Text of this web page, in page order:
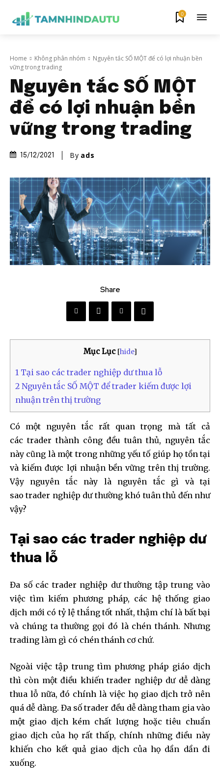
0
Home Không phân nhóm
Nguyên tắc SỐ MỘT để có lợi nhuận bền
vững trong trading
Nguyên tắc SỐ MỘT
để có lợi nhuận bền
vững trong trading
15/12/2021 By ads
Share
Mục Lục [hide]
1 Tại sao các trader nghiệp dư thua lỗ
2 Nguyên tắc SỐ MỘT để trader kiếm được lợi
nhuận trên thị trường
Có một nguyên tắc rất quan trọng mà tất cả
các trader thành công đều tuân thủ, nguyên tắc
này cũng là một trong những yếu tố giúp họ tồn tại
và kiếm được lợi nhuận bền vững trên thị trường.
Vậy nguyên tắc này là nguyên tắc gì và tại
sao trader nghiệp dư thường khó tuân thủ đến như
vậy?
Tại sao các trader nghiệp dư
thua lỗ
Đa số các trader nghiệp dư thường tập trung vào
việc tìm kiếm phương pháp, các hệ thống giao
dịch mới có tỷ lệ thắng tốt nhất, thậm chí là bất bại
và chúng ta thường gọi đó là chén thánh. Nhưng
trading làm gì có chén thánh cơ chứ.
Ngoài việc tập trung tìm phương pháp giáo dịch
thì còn một điều khiến trader nghiệp dư dễ dàng
thua lỗ nữa, đó chính là việc họ giao dịch trở nên
quá dễ dàng. Đa số trader đều dễ dàng tham gia vào
một giao dịch kém chất lượng hoặc tiêu chuẩn
giao dịch của họ rất thấp, chính những điều này
khiến cho kết quả giao dịch của họ dần dần đi
xuống.